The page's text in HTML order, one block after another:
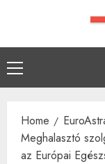
Primary
Menu
Home
Meghalasztó
az Európai